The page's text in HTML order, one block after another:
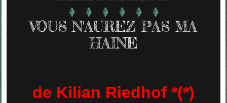
VOUS N'AUREZ PAS MA
HAINE
de Kilian Riedhof *(*)